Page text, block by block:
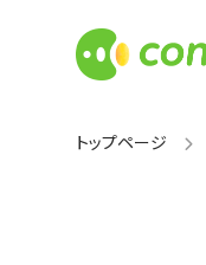
トップページ